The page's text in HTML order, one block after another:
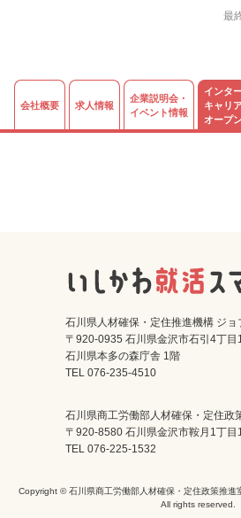
最
会社概要 求人情報
企業説明会・
イベント情報
インタ
キャリ
オープ
石川県人材確保・定住推進機構 ジョ
〒920-0935 石川県金沢市石引4丁目
石川県本多の森庁舎 1階
TEL 076-235-4510
石川県商工労働部人材確保・定住政
〒920-8580 石川県金沢市鞍月1丁目
TEL 076-225-1532
Copyright © 石川県商工労働部人材確保・定住政策推進
All rights reserved.